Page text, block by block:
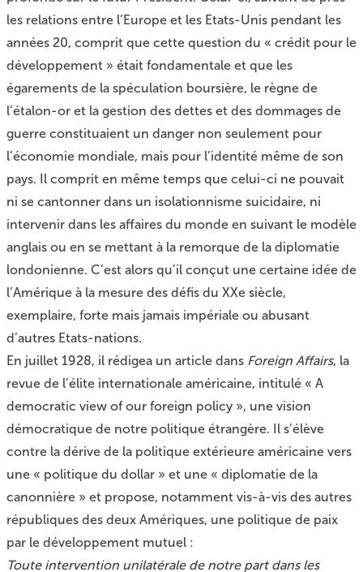
les relations entre l’Europe et les Etats-Unis pendant les
années 20, comprit que cette question du « crédit pour le
développement » était fondamentale et que les
égarements de la spéculation boursière, le règne de
l’étalon-or et la gestion des dettes et des dommages de
guerre constituaient un danger non seulement pour
l’économie mondiale, mais pour l’identité même de son
pays. Il comprit en même temps que celui-ci ne pouvait
ni se cantonner dans un isolationnisme suicidaire, ni
intervenir dans les affaires du monde en suivant le modèle
anglais ou en se mettant à la remorque de la diplomatie
londonienne. C’est alors qu’il conçut une certaine idée de
l’Amérique à la mesure des défis du XXe siècle,
exemplaire, forte mais jamais impériale ou abusant
d’autres Etats-nations.
En juillet 1928, il rédigea un article dans Foreign Affairs, la
revue de l’élite internationale américaine, intitulé « A
democratic view of our foreign policy », une vision
démocratique de notre politique étrangère. Il s’élève
contre la dérive de la politique extérieure américaine vers
une « politique du dollar » et une « diplomatie de la
canonnière » et propose, notamment vis-à-vis des autres
républiques des deux Amériques, une politique de paix
par le développement mutuel :
Toute intervention unilatérale de notre part dans les